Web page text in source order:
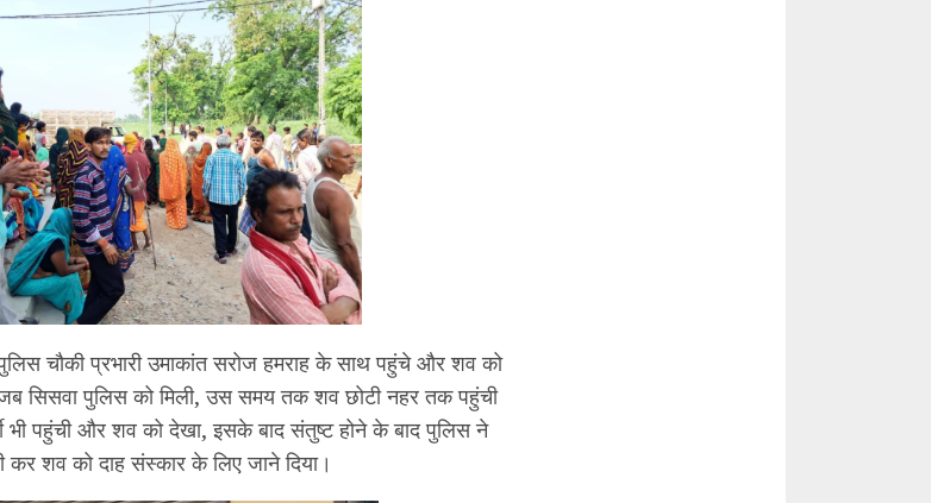
चौकी प्रभारी उमाकांत सरोज हमराह के साथ पहुंचे और शव को
सिसवा पुलिस को मिली, उस समय तक शव छोटी नहर तक पहुंची
भी पहुंची और शव को देखा, इसके बाद संतुष्ट होने के बाद पुलिस ने
कर शव को दाह संस्कार के लिए जाने दिया।